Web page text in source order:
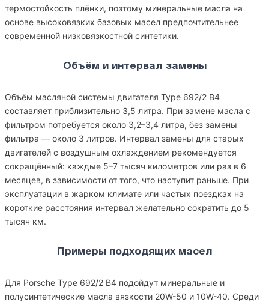
термостойкость плёнки, поэтому минеральные масла на
основе высоковязких базовых масел предпочтительнее
современной низковязкостной синтетики.
Объём и интервал замены
Объём масляной системы двигателя Type 692/2 B4
составляет приблизительно 3,5 литра. При замене масла с
фильтром потребуется около 3,2–3,4 литра, без замены
фильтра — около 3 литров. Интервал замены для старых
двигателей с воздушным охлаждением рекомендуется
сокращённый: каждые 5–7 тысяч километров или раз в 6
месяцев, в зависимости от того, что наступит раньше. При
эксплуатации в жарком климате или частых поездках на
короткие расстояния интервал желательно сократить до 5
тысяч км.
Примеры подходящих масел
Для Porsche Type 692/2 B4 подойдут минеральные и
полусинтетические масла вязкости 20W-50 и 10W-40. Среди